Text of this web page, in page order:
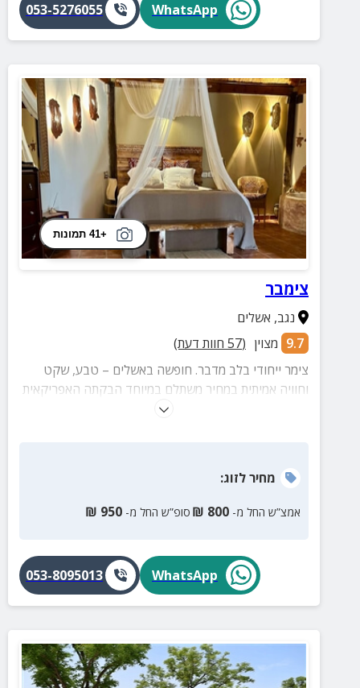
WhatsApp
053-5276055
+41 תמונות
צימבר
נגב, אשלים
9.7 מצוין (
57 חוות דעת)
צימר ייחודי בלב מדבר. חופשה באשלים – טבע, שקט
וחוויה אמיתית במחיר משתלם במיוחד הבקתה האפריקאית
היא הרבה מעבר למקום לינה – היא חוויה של רוגע וחיבור
למחיר, בלי להתפשר על חוויה.
מחירלזוג:
אמצ”ש החל מ- 800
₪ סופ”ש החל מ- 950
₪
WhatsApp
053-8095013